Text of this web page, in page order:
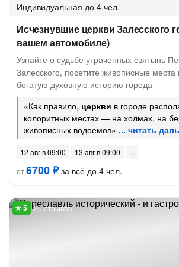
Индивидуальная до 4 чел.
Исчезнувшие церкви Залесского
вашем автомобиле)
Узнайте о судьбе утраченных святынь
Залесского, посетите живописные места
богатую духовную историю города
«Как правило, церкви в городе
колоритных местах — на холмах, на
живописных водоемов»
12 авг в 09:00
13 авг в 09:00
от6700 ₽за всё до 4 чел.
26 отзывов